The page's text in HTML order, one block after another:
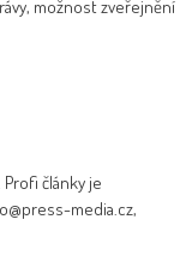
možnost zveřejnění
články je
media.cz,